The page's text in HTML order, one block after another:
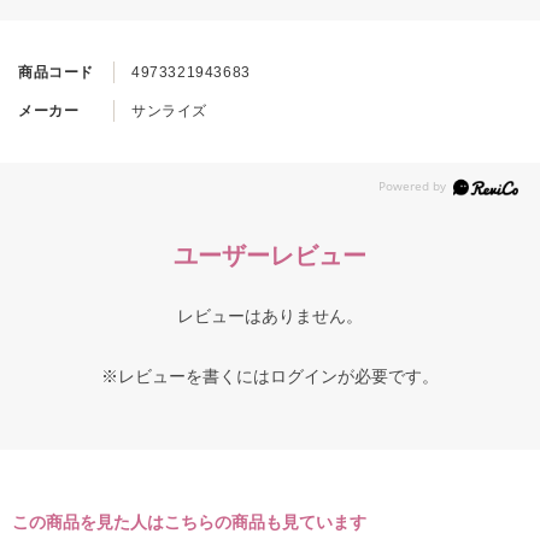
商品コード 4973321943683
メーカー サンライズ
ユーザーレビュー
レビューはありません。
※レビューを書くにはログインが必要です。
この商品を見た人はこちらの商品も見ています